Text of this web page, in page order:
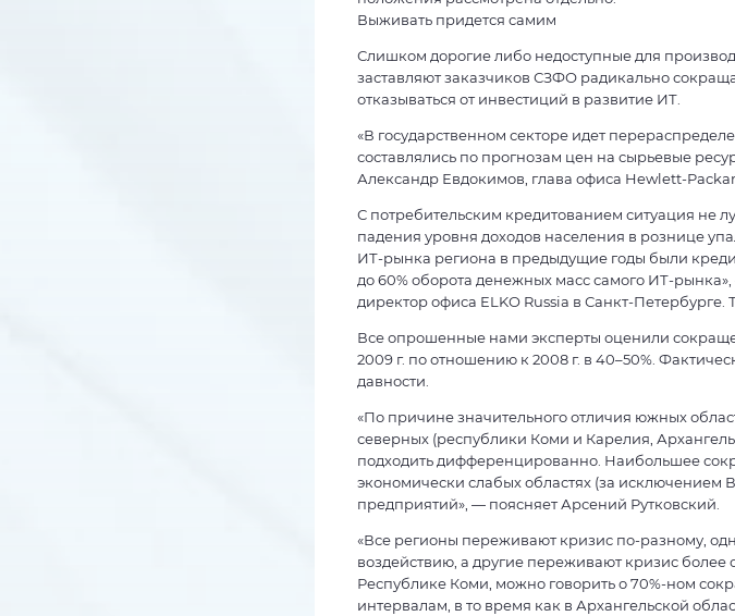
Выживать придется самим
Слишком дорогие либо недоступные для
заставляют заказчиков СЗФО радикально
отказываться от инвестиций в развитие ИТ.
«В государственном секторе идет
составлялись по прогнозам цен на сырьевые
Александр Евдокимов, глава офиса Hewlett-
С потребительским кредитованием ситуация не
падения уровня доходов населения в рознице
ИТ-рынка региона в предыдущие годы были
до 60% оборота денежных масс самого ИТ-
директор офиса ELKO Russia в Санкт-Петербурге.
Все опрошенные нами эксперты оценили
2009 г. по отношению к 2008 г. в 40–50%.
давности.
«По причине значительного отличия южных
северных (республики Коми и Карелия,
подходить дифференцированно. Наибольшее
экономически слабых областях (за исключением
предприятий», — поясняет Арсений Рутковский.
«Все регионы переживают кризис по-разному,
воздействию, а другие переживают кризис
Республике Коми, можно говорить о 70%-ном
интервалам, в то время как в Архангельской